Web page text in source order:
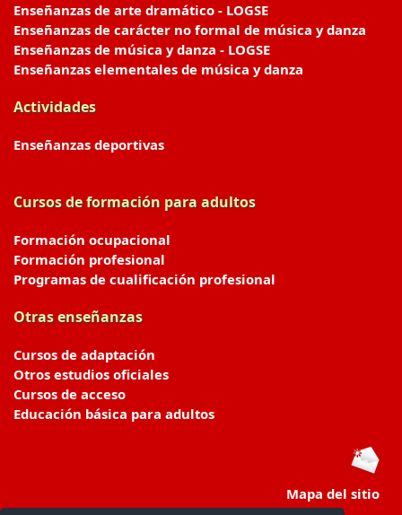
Enseñanzas de arte dramático - LOGSE
Enseñanzas de carácter no formal de música y danza
Enseñanzas de música y danza - LOGSE
Enseñanzas elementales de música y danza
Actividades
Enseñanzas deportivas
Cursos de formación para adultos
Formación ocupacional
Formación profesional
Programas de cualificación profesional
Otras enseñanzas
Cursos de adaptación
Otros estudios oficiales
Cursos de acceso
Educación básica para adultos
Mapa del sitio